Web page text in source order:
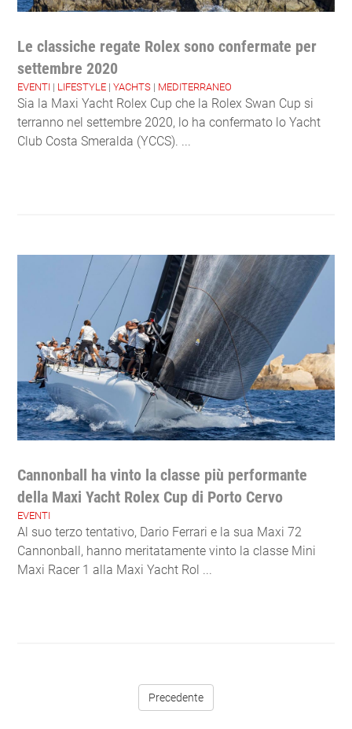
Le classiche regate Rolex sono confermate per
settembre 2020
EVENTI | LIFESTYLE |YACHTS | MEDITERRANEO
Sia la Maxi Yacht Rolex Cup che la Rolex Swan Cup si
terranno nel settembre 2020, lo ha confermato lo Yacht
Club Costa Smeralda (YCCS). ...
Cannonball ha vinto la classe più performante
della Maxi Yacht Rolex Cup di Porto Cervo
EVENTI
Al suo terzo tentativo, Dario Ferrari e la sua Maxi 72
Cannonball, hanno meritatamente vinto la classe Mini
Maxi Racer 1 alla Maxi Yacht Rol ...
Precedente